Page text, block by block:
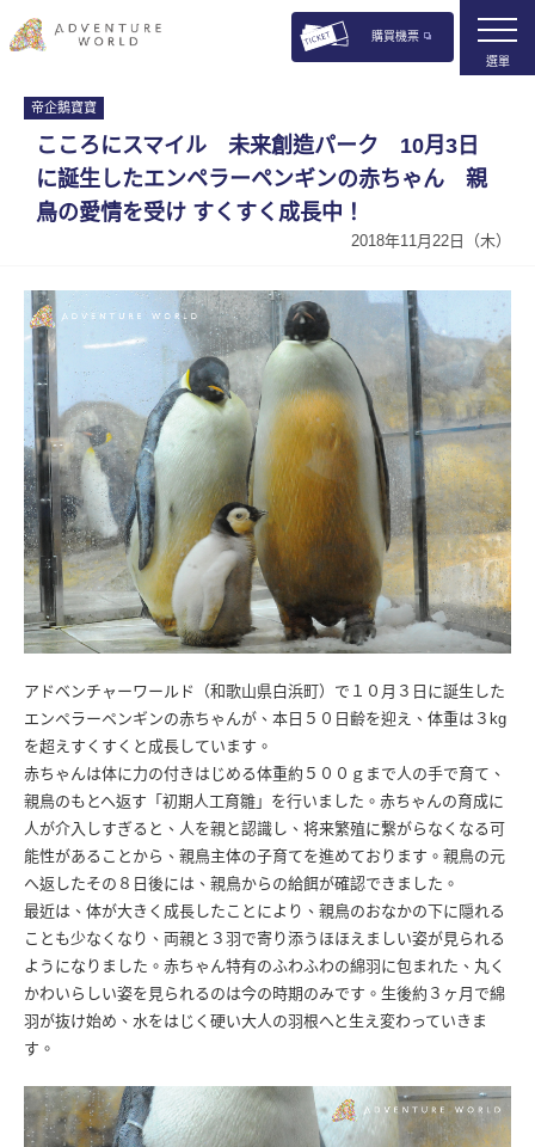
購買機票
選單
帝企鵝寶寶
こころにスマイル 未来創造パーク 10月3日
に誕生したエンペラーペンギンの赤ちゃん 親
鳥の愛情を受け すくすく成長中！
2018年11月22日（木）
アドベンチャーワールド（和歌山県白浜町）で１０月３日に誕生した
エンペラーペンギンの赤ちゃんが、本日５０日齢を迎え、体重は３kg
を超えすくすくと成長しています。
赤ちゃんは体に力の付きはじめる体重約５００ｇまで人の手で育て、
親鳥のもとへ返す「初期人工育雛」を行いました。赤ちゃんの育成に
人が介入しすぎると、人を親と認識し、将来繁殖に繋がらなくなる可
能性があることから、親鳥主体の子育てを進めております。親鳥の元
へ返したその８日後には、親鳥からの給餌が確認できました。
最近は、体が大きく成長したことにより、親鳥のおなかの下に隠れる
ことも少なくなり、両親と３羽で寄り添うほほえましい姿が見られる
ようになりました。赤ちゃん特有のふわふわの綿羽に包まれた、丸く
かわいらしい姿を見られるのは今の時期のみです。生後約３ヶ月で綿
羽が抜け始め、水をはじく硬い大人の羽根へと生え変わっていきま
す。